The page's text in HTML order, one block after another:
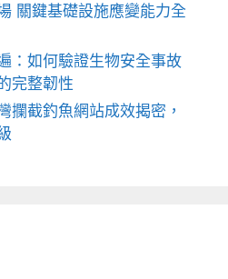
關鍵基礎設施應變能力全
：如何驗證生物安全事故
完整韌性
攔截釣魚網站成效揭密，